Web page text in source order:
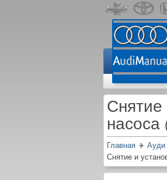
Снятие
насоса
Главная Ауди
Снятие и